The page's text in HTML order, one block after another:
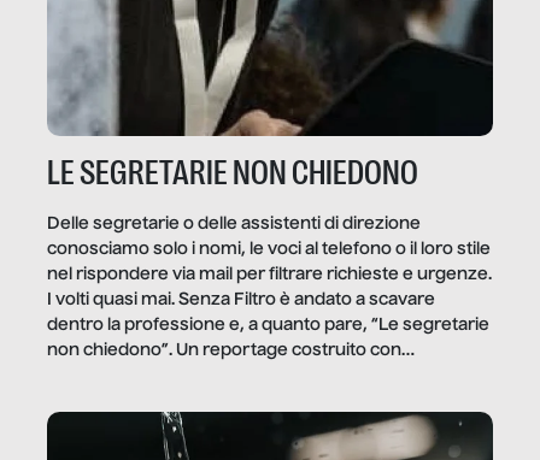
LE SEGRETARIE NON CHIEDONO
Delle segretarie o delle assistenti di direzione
conosciamo solo i nomi, le voci al telefono o il loro stile
nel rispondere via mail per filtrare richieste e urgenze.
I volti quasi mai. Senza Filtro è andato a scavare
dentro la professione e, a quanto pare, “Le segretarie
non chiedono”. Un reportage costruito con